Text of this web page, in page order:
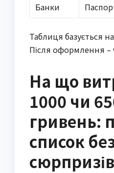
Банки
Таблиця базується
Після оформлення –
На що
1000 чи
гривень:
список
сюрпризів